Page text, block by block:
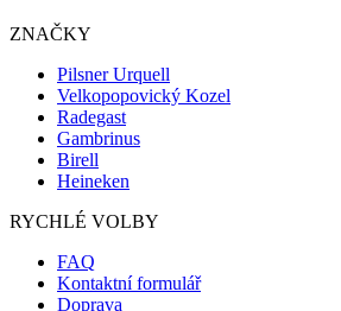
ZNAČKY
Pilsner Urquell
Velkopopovický Kozel
Radegast
Gambrinus
Birell
Heineken
RYCHLÉ VOLBY
FAQ
Kontaktní formulář
Doprava